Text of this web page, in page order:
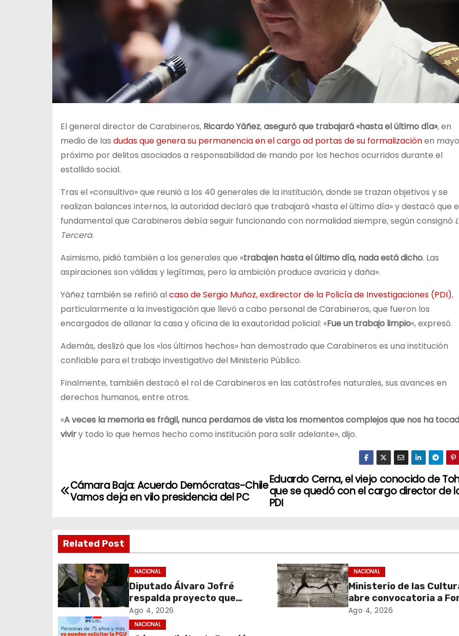
El general director de Carabineros, Ricardo Yáñez,aseguró que trabajará «hasta el último día», en
medio de las dudas que genera su permanencia en el cargo ad portas de su formalizaciónen mayo
próximo por delitos asociados a responsabilidad de mando por los hechos ocurridos durante el
estallido social.
Tras el «consultivo» que reunió a los 40 generales de la institución, donde se trazan objetivos y se
realizan balances internos, la autoridad declaró que trabajará «hasta el último día» y destacó que
fundamental que Carabineros debía seguir funcionando con normalidad siempre, según consignó
Tercera.
Asimismo, pidió también a los generales que «trabajen hasta el último día, nada está dicho. Las
aspiraciones son válidas y legítimas, pero la ambición produce avaricia y daña».
Yáñez también se refirió alcaso de Sergio Muñoz, exdirector de la Policía de Investigaciones (PDI),
particularmente a la investigación que llevó a cabo personal de Carabineros, que fueron los
encargados de allanar la casa y oficina de la exautoridad policial: «Fue un trabajo limpio«, expresó.
Además, deslizó que los «los últimos hechos» han demostrado que Carabineros es una institución
confiable para el trabajo investigativo del Ministerio Público.
Finalmente, también destacó el rol de Carabineros en las catástrofes naturales, sus avances en
derechos humanos, entre otros.
«A veces la memoria es frágil, nunca perdamos de vista los momentos complejos que nos ha
viviry todo lo que hemos hecho como institución para salir adelante», dijo.
N
e
g
a
c
Eduardo Cerna, el viejo conocido de
que se quedó con el cargo director de
PDI
Cámara Baja: Acuerdo Demócratas-Chile
Vamos deja en vilo presidencia del PC
Related Post
NACIONAL
Diputado Álvaro Jofré
respalda proyecto que
fortalece el control de
identidad durante estados
de excepción
Ago 4, 2026
NACIONAL
Ministerio de las
abre convocatoria a
Cultura 2027 con foco
Ago 4, 2026
NACIONAL